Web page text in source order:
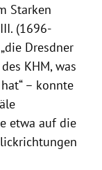
Starken
III. (1696-
Dresdner
KHM, was
– konnte
etwa auf die